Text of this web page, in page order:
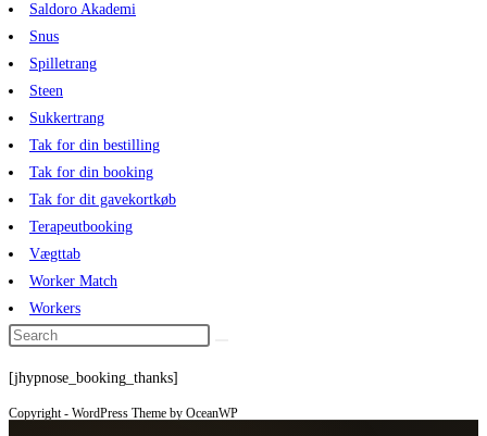
Saldoro Akademi
Snus
Spilletrang
Steen
Sukkertrang
Tak for din bestilling
Tak for din booking
Tak for dit gavekortkøb
Terapeutbooking
Vægttab
Worker Match
Workers
[jhypnose_booking_thanks]
Copyright - WordPress Theme by OceanWP